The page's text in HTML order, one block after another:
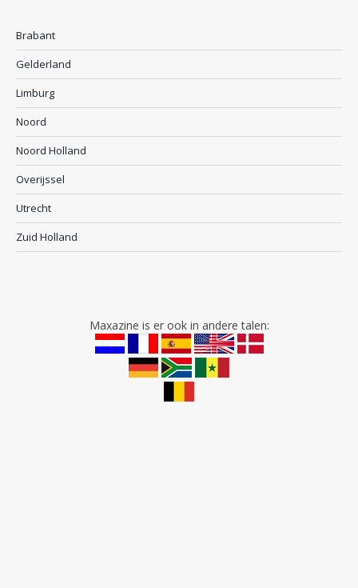
Brabant
Gelderland
Limburg
Noord
Noord Holland
Overijssel
Utrecht
Zuid Holland
Maxazine is er ook in andere talen: